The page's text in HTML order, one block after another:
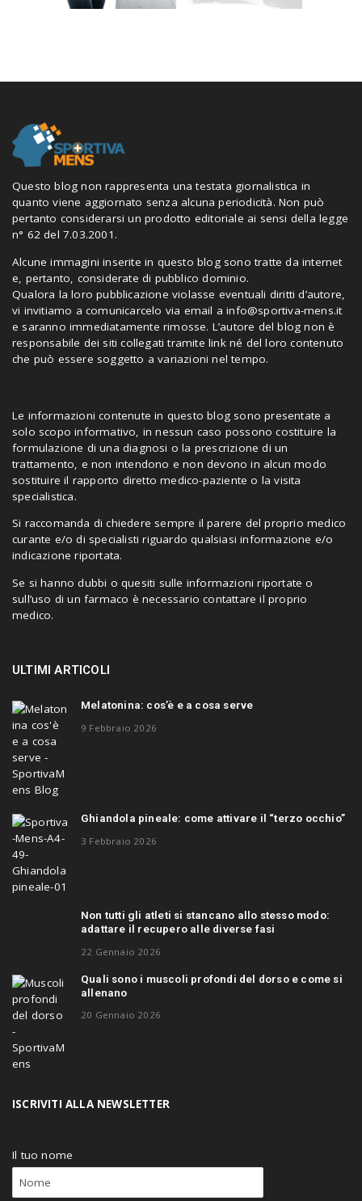
Questo blog non rappresenta una testata giornalistica in
quanto viene aggiornato senza alcuna periodicità. Non può
pertanto considerarsi un prodotto editoriale ai sensi della legge
n° 62 del 7.03.2001.
Alcune immagini inserite in questo blog sono tratte da internet
e, pertanto, considerate di pubblico dominio.
Qualora la loro pubblicazione violasse eventuali diritti d’autore,
vi invitiamo a comunicarcelo via email ainfo@sportiva-mens.it
e saranno immediatamente rimosse. L’autore del blog non è
responsabile dei siti collegati tramite link né del loro contenuto
che può essere soggetto a variazioni nel tempo.
Le informazioni contenute in questo blog sono presentate a
solo scopo informativo, in nessun caso possono costituire la
formulazione di una diagnosi o la prescrizione di un
trattamento, e non intendono e non devono in alcun modo
sostituire il rapporto diretto medico-paziente o la visita
specialistica.
Si raccomanda di chiedere sempre il parere del proprio medico
curante e/o di specialisti riguardo qualsiasi informazione e/o
indicazione riportata.
Se si hanno dubbi o quesiti sulle informazioni riportate o
sull’uso di un farmaco è necessario contattare il proprio
medico.
ULTIMI ARTICOLI
Melatonina: cos’è e a cosa serve
9 Febbraio 2026
Ghiandola pineale: come attivare il “terzo occhio”
3 Febbraio 2026
Non tutti gli atleti si stancano allo stesso modo:
adattare il recupero alle diverse fasi
22 Gennaio 2026
Quali sono i muscoli profondi del dorso e come si
allenano
20 Gennaio 2026
ISCRIVITI ALLA NEWSLETTER
Il tuo nome